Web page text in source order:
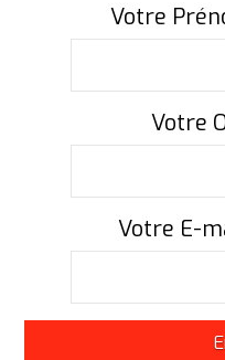
Votre
Votre
Votre E-